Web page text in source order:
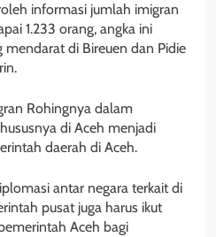
informasi jumlah imigran
1.233 orang, angka ini
di Bireuen dan Pidie
Rohingnya dalam
di Aceh menjadi
daerah di Aceh.
antar negara terkait di
pusat juga harus ikut
Aceh bagi